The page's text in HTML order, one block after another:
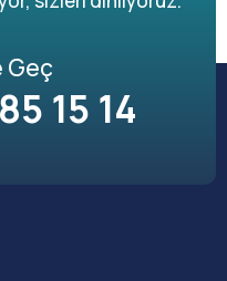
Geç
15 14